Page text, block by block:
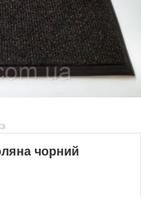
чорний